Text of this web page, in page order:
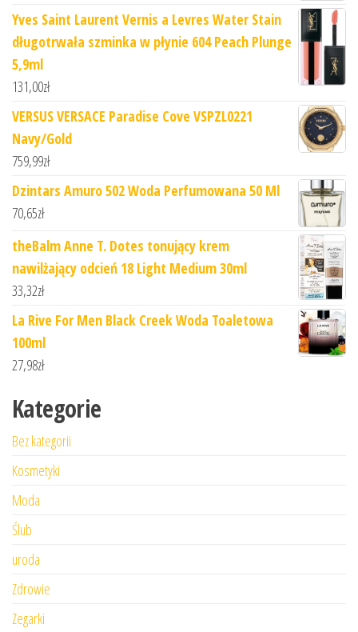
Yves Saint Laurent Vernis a Levres Water Stain
długotrwała szminka w płynie 604 Peach Plunge
5,9ml
131,00zł
VERSUS VERSACE Paradise Cove VSPZL0221
Navy/Gold
759,99zł
Dzintars Amuro 502 Woda Perfumowana 50 Ml
70,65zł
theBalm Anne T. Dotes tonujący krem
nawilżający odcień 18 Light Medium 30ml
33,32zł
La Rive For Men Black Creek Woda Toaletowa
100ml
27,98zł
Kategorie
Bez kategorii
Kosmetyki
Moda
Ślub
uroda
Zdrowie
Zegarki